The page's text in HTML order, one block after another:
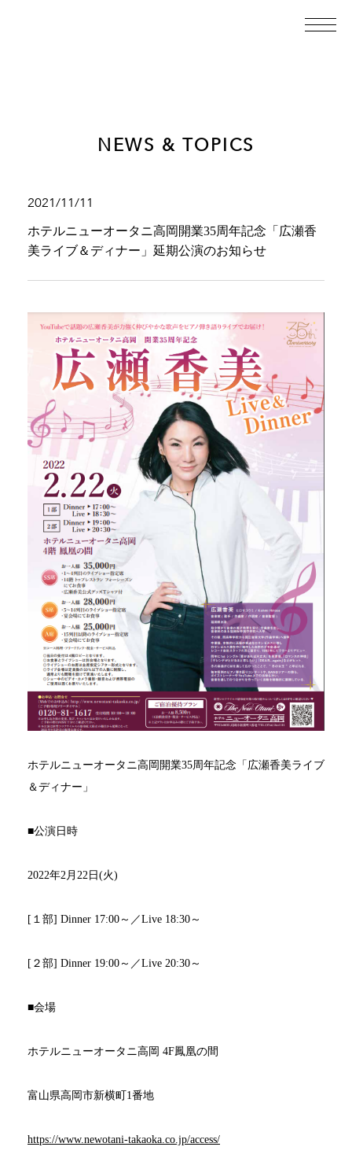
NEWS & TOPICS
2021/11/11
ホテルニューオータニ高岡開業35周年記念「広瀬香
美ライブ＆ディナー」延期公演のお知らせ
ホテルニューオータニ高岡開業35周年記念「広瀬香美ライブ
＆ディナー」
■公演日時
2022年2 月 22 日(火)
[ １部] Dinner 17:00 ～／Live 18:30 ～
[ ２部] Dinner 19:00 ～／Live 20:30 ～
■会場
ホテルニューオータニ高岡 4F鳳凰の間
富山県高岡市新横町1番地
https://www.newotani-takaoka.co.jp/access/